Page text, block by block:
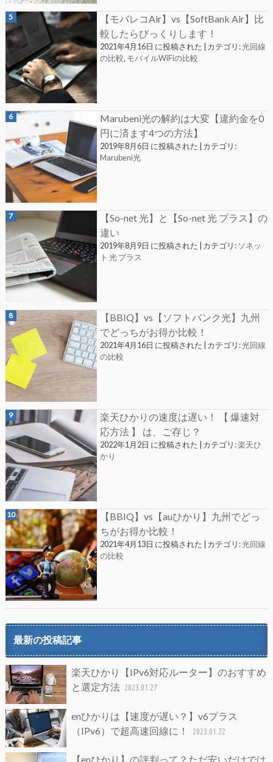
【モバレコAir】vs【SoftBank Air】比
較したらびっくりします！
2021年4月16日 に投稿された カテゴリ:光回線
の比較, モバイルWiFiの比較
Marubeni光の解約は大変【違約金を0
円に済ます4つの方法】
2019年8月6日 に投稿された
カテゴリ:
Marubeni光
【So-net 光】と【So-net 光 プラス】の
違い
2019年8月9日 に投稿された カテゴリ: ソネッ
ト 光 プラス
【BBIQ】vs【ソフトバンク光】九州
でどっちがお得か比較！
2021年4月16日 に投稿された カテゴリ:光回線
の比較
楽天ひかりの速度は遅い！ 【 爆速対
応方法 】 は、ご存じ？
2022年1月2日 に投稿された カテゴリ:楽天ひ
かり
【BBIQ】vs【auひかり】九州でどっ
ちがお得か比較！
2021年4月13日 に投稿された カテゴリ:光回線
の比較
最新の投稿記事
楽天ひかり【IPv6対応ルーター】のおすすめ
と選定方法 2023.01.27
enひかりは【速度が遅い？】v6プラス
（IPv6）で超高速回線に！
2023.01.22
【enひかり】の評判って？ただ安いだけでは